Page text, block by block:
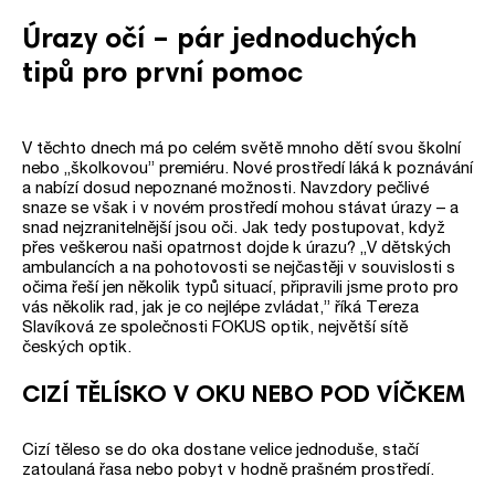
Úrazy očí – pár jednoduchých
tipů pro první pomoc
V těchto dnech má po celém světě mnoho dětí svou školní
nebo „školkovou” premiéru. Nové prostředí láká k poznávání
a nabízí dosud nepoznané možnosti. Navzdory pečlivé
snaze se však i v novém prostředí mohou stávat úrazy – a
snad nejzranitelnější jsou oči. Jak tedy postupovat, když
přes veškerou naši opatrnost dojde k úrazu? „V dětských
ambulancích a na pohotovosti se nejčastěji v souvislosti s
očima řeší jen několik typů situací, připravili jsme proto pro
vás několik rad, jak je co nejlépe zvládat,” říká Tereza
Slavíková ze společnosti FOKUS optik, největší sítě
českých optik.
CIZÍ TĚLÍSKO V OKU NEBO POD VÍČKEM
Cizí těleso se do oka dostane velice jednoduše, stačí
zatoulaná řasa nebo pobyt v hodně prašném prostředí.